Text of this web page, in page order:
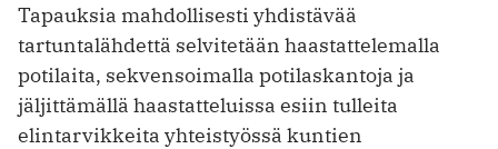
Tapauksia mahdollisesti yhdistävää
tartuntalähdettä selvitetään haastattelemalla
potilaita, sekvensoimalla potilaskantoja ja
jäljittämällä haastatteluissa esiin tulleita
elintarvikkeita yhteistyössä kuntien